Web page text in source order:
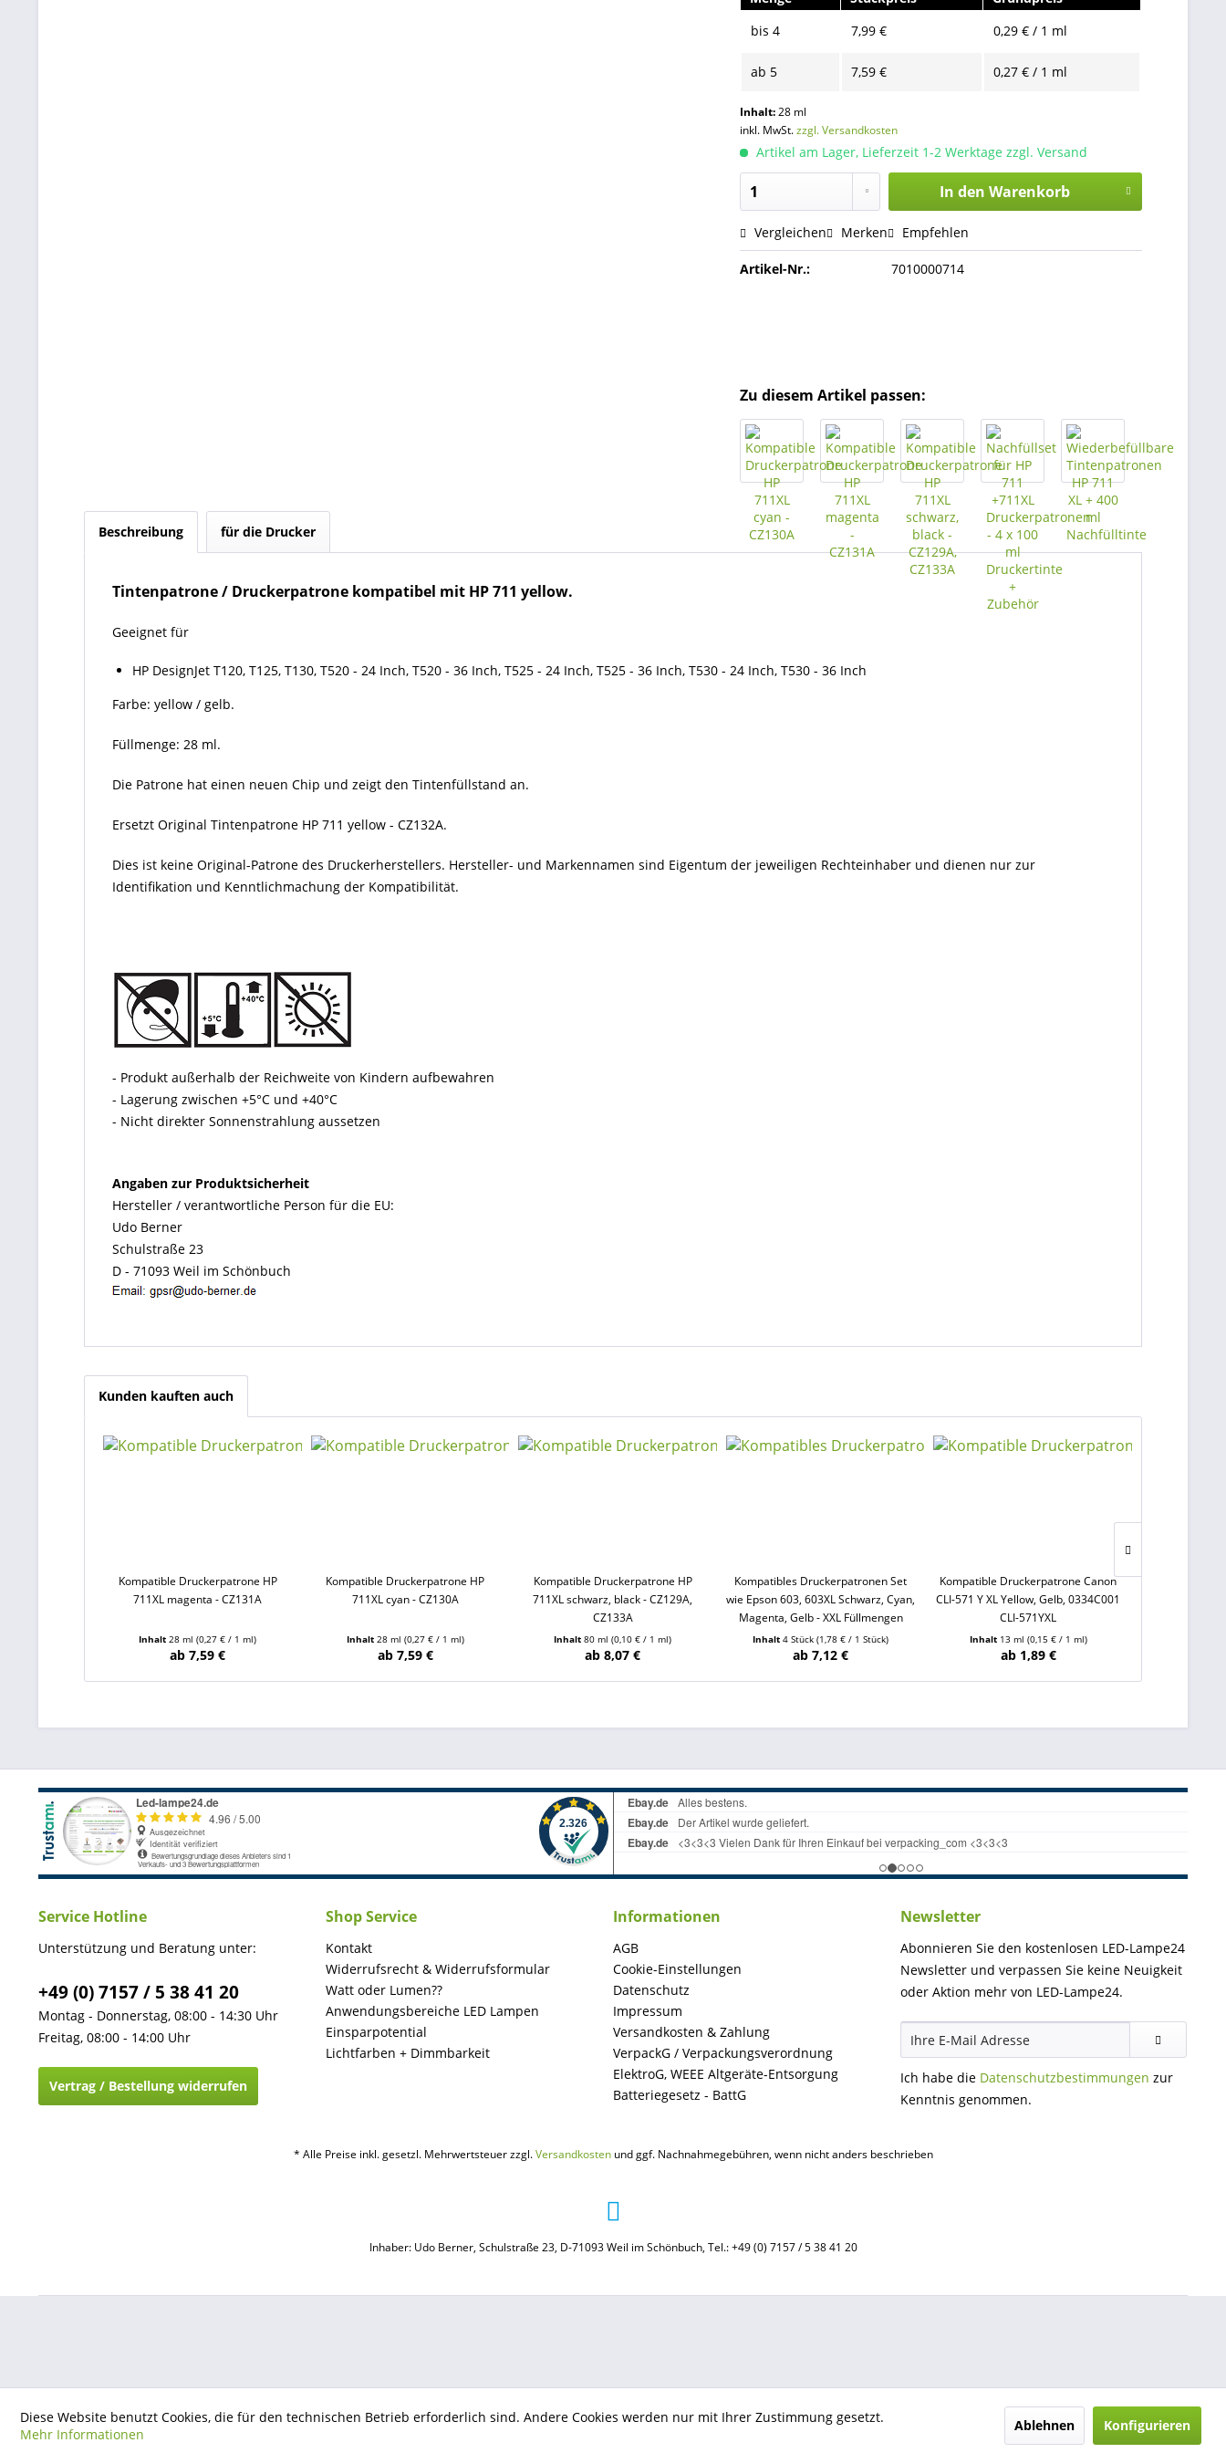
bis4 7,99 € 0,29 € / 1 ml
ab 5 7,59 € 0,27 € / 1 ml
Inhalt:28 ml
inkl. MwSt.zzgl. Versandkosten
Artikel am Lager, Lieferzeit 1-2 Werktage zzgl. Versand
In den Warenkorb
Vergleichen Merken Empfehlen
Artikel-Nr.: 7010000714
Zu diesem Artikel passen:
Beschreibung für die Drucker
Tintenpatrone / Druckerpatrone kompatibel mit HP 711 yellow.
Geeignet für
HP DesignJet T120, T125, T130, T520 - 24 Inch, T520 - 36 Inch, T525 - 24 Inch, T525 - 36 Inch, T530 - 24 Inch, T530 - 36 Inch
Farbe: yellow / gelb.
Füllmenge: 28 ml.
Die Patrone hat einen neuen Chip und zeigt den Tintenfüllstand an.
Ersetzt Original Tintenpatrone HP 711 yellow - CZ132A.
Dies ist keine Original-Patrone des Druckerherstellers. Hersteller- und Markennamen sind Eigentum der jeweiligen Rechteinhaber und dienen nur zur
Identifikation und Kenntlichmachung der Kompatibilität.
- Produkt außerhalb der Reichweite von Kindern aufbewahren
- Lagerung zwischen +5°C und +40°C
- Nicht direkter Sonnenstrahlung aussetzen
Angaben zur Produktsicherheit
Hersteller / verantwortliche Person für die EU:
Udo Berner
Schulstraße 23
D - 71093 Weil im Schönbuch
Kunden kauften auch
Kompatible Druckerpatrone HP
711XL magenta - CZ131A
Inhalt28 ml(0,27 € / 1 ml)
ab 7,59 €
Kompatible Druckerpatrone HP
711XL cyan - CZ130A
Inhalt 28 ml (0,27 € / 1 ml)
ab 7,59 €
Kompatible Druckerpatrone HP
711XL schwarz, black - CZ129A,
CZ133A
Inhalt80 ml(0,10 € / 1 ml)
ab 8,07 €
Kompatibles Druckerpatronen Set
wie Epson 603, 603XL Schwarz, Cyan,
Magenta, Gelb - XXL Füllmengen
Inhalt4 Stück(1,78 € / 1 Stück)
ab 7,12 €
Kompatible Druckerpatrone Canon
CLI-571 Y XL Yellow, Gelb, 0334C001
CLI-571YXL
Inhalt 13 ml (0,15 € / 1 ml)
ab 1,89 €
Service Hotline
Unterstützung und Beratung unter:
+49 (0) 7157 / 5 38 41 20
Montag - Donnerstag, 08:00 - 14:30 Uhr
Freitag, 08:00 - 14:00 Uhr
Vertrag / Bestellung widerrufen
Shop Service
Kontakt
Widerrufsrecht & Widerrufsformular
Watt oder Lumen??
Anwendungsbereiche LED Lampen
Einsparpotential
Lichtfarben + Dimmbarkeit
Informationen
AGB
Cookie-Einstellungen
Datenschutz
Impressum
Versandkosten & Zahlung
VerpackG / Verpackungsverordnung
ElektroG, WEEE Altgeräte-Entsorgung
Batteriegesetz - BattG
Newsletter
Abonnieren Sie den kostenlosen LED-Lampe24
Newsletter und verpassen Sie keine Neuigkeit
oder Aktion mehr von LED-Lampe24.
Ich habe die Datenschutzbestimmungen zur
Kenntnis genommen.
* Alle Preise inkl. gesetzl. Mehrwertsteuer zzgl.Versandkostenund ggf. Nachnahmegebühren, wenn nicht anders beschrieben
Inhaber: Udo Berner, Schulstraße 23, D-71093 Weil im Schönbuch, Tel.: +49 (0) 7157 / 5 38 41 20
Diese Website benutzt Cookies, die für den technischen Betrieb erforderlich sind. Andere Cookies werden nur mit Ihrer Zustimmung gesetzt.
Mehr Informationen
Ablehnen Konfigurieren